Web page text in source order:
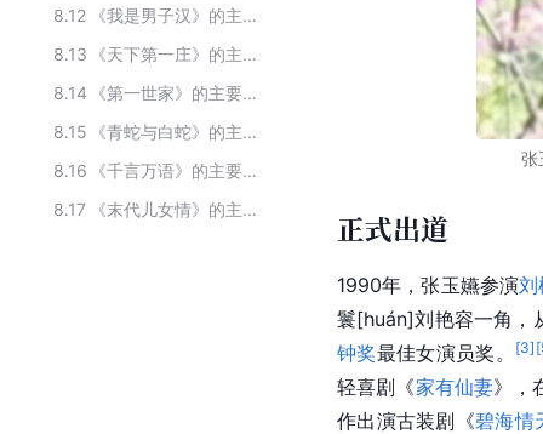
8.12
《我是男子汉》的主要演员
8.13
《天下第一庄》的主要演员
8.14
《第一世家》的主要演员
8.15
《青蛇与白蛇》的主要演员
8.16
《千言万语》的主要演员
8.17
《末代儿女情》的主要演员
张
正式出道
1990年，张玉嬿参演刘
鬟[huán]刘艳容一角，
钟奖最佳女演员奖。 [3] [
轻喜剧《家有仙妻》，
作出演古装剧《碧海情